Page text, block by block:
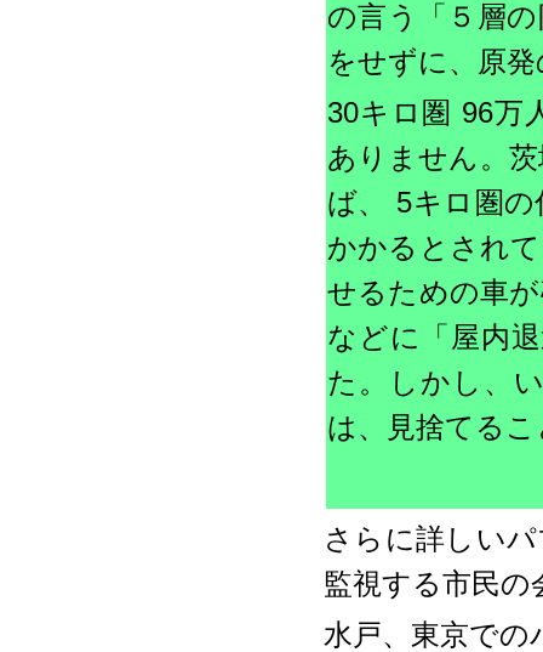
の言う「５層
をせずに、原
30キロ圏 96万
ありません。
ば、 5キロ圏
かかるとされ
せるための車
などに「屋内
た。しかし、
は、見捨てる
さらに詳しい
監視する市民の
水戸、東京での